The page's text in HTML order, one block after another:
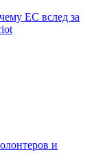
ЕС вслед за
и